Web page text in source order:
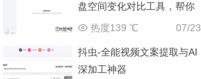
盘空间变化对比工具，帮你
找出“吃掉”空间的罪魁祸首
07/23
热度139 ℃
抖虫-全能视频文案提取与AI
深加工神器